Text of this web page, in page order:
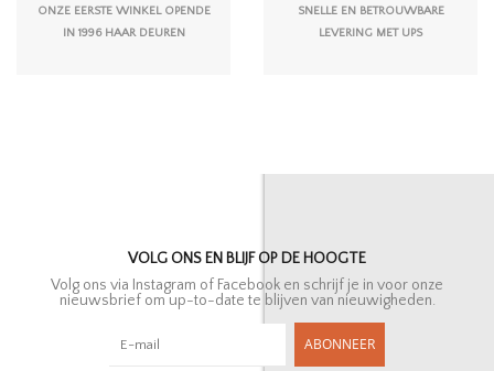
ONZE EERSTE WINKEL OPENDE
IN 1996 HAAR DEUREN
SNELLE EN BETROUWBARE
LEVERING MET UPS
VOLG ONS EN BLIJF OP DE HOOGTE
Volg ons via Instagram of Facebook en schrijf je in voor onze
nieuwsbrief om up-to-date te blijven van nieuwigheden.
ABONNEER